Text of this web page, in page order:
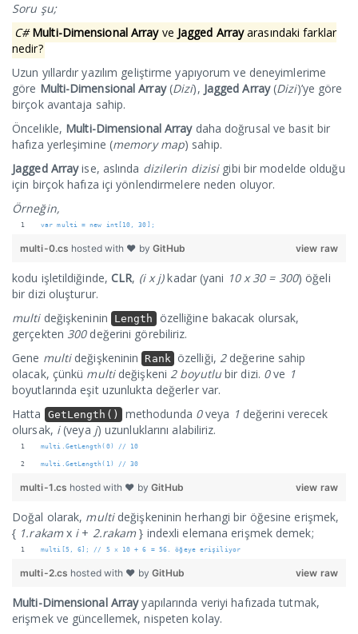
Soru şu;
C# Multi-Dimensional Arrayve Jagged Arrayarasındaki farklar
nedir?
Uzun yıllardır yazılım geliştirme yapıyorum ve deneyimlerime
göre Multi-Dimensional Array(Dizi), Jagged Array(Dizi)’ye göre
birçok avantaja sahip.
Öncelikle, Multi-Dimensional Arraydaha doğrusal ve basit bir
hafıza yerleşimine (memory map) sahip.
Jagged Arrayise, aslında dizilerin dizisigibi bir modelde olduğu
için birçok hafıza içi yönlendirmelere neden oluyor.
Örneğin,
var multi = new int[10, 30];
view raw
multi-0.cs hosted with ❤ by GitHub
kodu işletildiğinde,CLR, (i x j)kadar (yani 10 x 30 = 300) öğeli
bir dizi oluşturur.
multideğişkeninin Length özelliğine bakacak olursak,
gerçekten 300değerini görebiliriz.
Gene multideğişkeninin Rank özelliği, 2değerine sahip
olacak, çünkü multideğişkeni2 boyutlubir dizi. 0ve 1
boyutlarında eşit uzunlukta değerler var.
Hatta
GetLength() methodunda 0veya 1değerini verecek
olursak, i(veya j) uzunluklarını alabiliriz.
multi.GetLength(0) // 10
multi.GetLength(1) // 30
view raw
multi-1.cs hosted with ❤ by GitHub
Doğal olarak, multideğişkeninin herhangi bir öğesine erişmek,
{ 1.rakamx i+ 2.rakam } indexli elemana erişmek demek;
multi[5, 6]; // 5 x 10 + 6 = 56. öğeye erişiliyor
view raw
multi-2.cs hosted with ❤ by GitHub
Multi-Dimensional Arrayyapılarında veriyi hafızada tutmak,
erişmek ve güncellemek, nispeten kolay.